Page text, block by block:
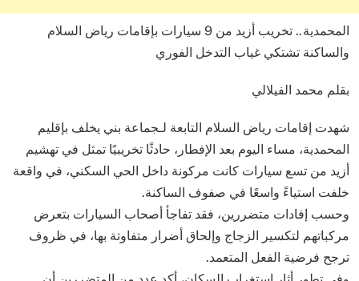
المحمدية.. تخريب أزيد من 9 سيارات بإقامات رياض السلام
والساكنة تشتكي غياب التدخل الفوري
بقلم محمد الفيلالي
شهدت إقامات رياض السلام التابعة لـجماعة بني يخلف بإقليم
المحمدية، مساء اليوم بعد الإفطار، حادثًا تخريبيًا تمثل في تهشيم
أزيد من تسع سيارات كانت مركونة داخل الحي السكني، في واقعة
خلفت استياءً واسعًا في صفوف الساكنة.
وحسب إفادات متضررين، فقد تفاجأ أصحاب السيارات بتعرض
مركباتهم لتكسير الزجاج وإلحاق أضرار متفاوتة بها، في ظروف
ترجح فرضية الفعل المتعمد.